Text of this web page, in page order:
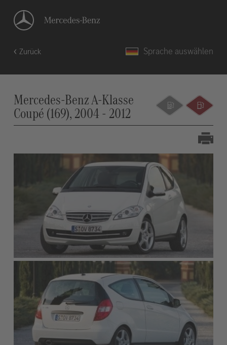
Zurück Sprache auswählen
Mercedes-Benz A-Klasse
Coupé (169), 2004 - 2012